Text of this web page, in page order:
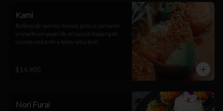
Kami
Relleno de salmón fresco, palta y camarón,
envuelto en papel de arroz con topping de
quinoa crocante y salsa spicy tare
$14.900
Nori Furai